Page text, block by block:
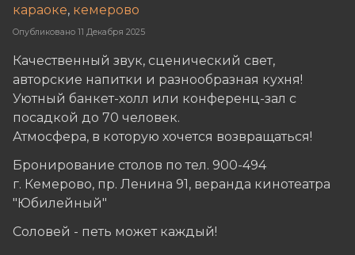
Опубликовано 11 Декабря 2025
караоке, кемерово
Качественный звук, сценический свет,
авторские напитки и разнообразная кухня!
Уютный банкет-холл или конференц-зал с
посадкой до 70 человек.
Атмосфера, в которую хочется возвращаться!
Бронирование столов по тел. 900-494
г. Кемерово, пр. Ленина 91, веранда кинотеатра
"Юбилейный"
Соловей - петь может каждый!